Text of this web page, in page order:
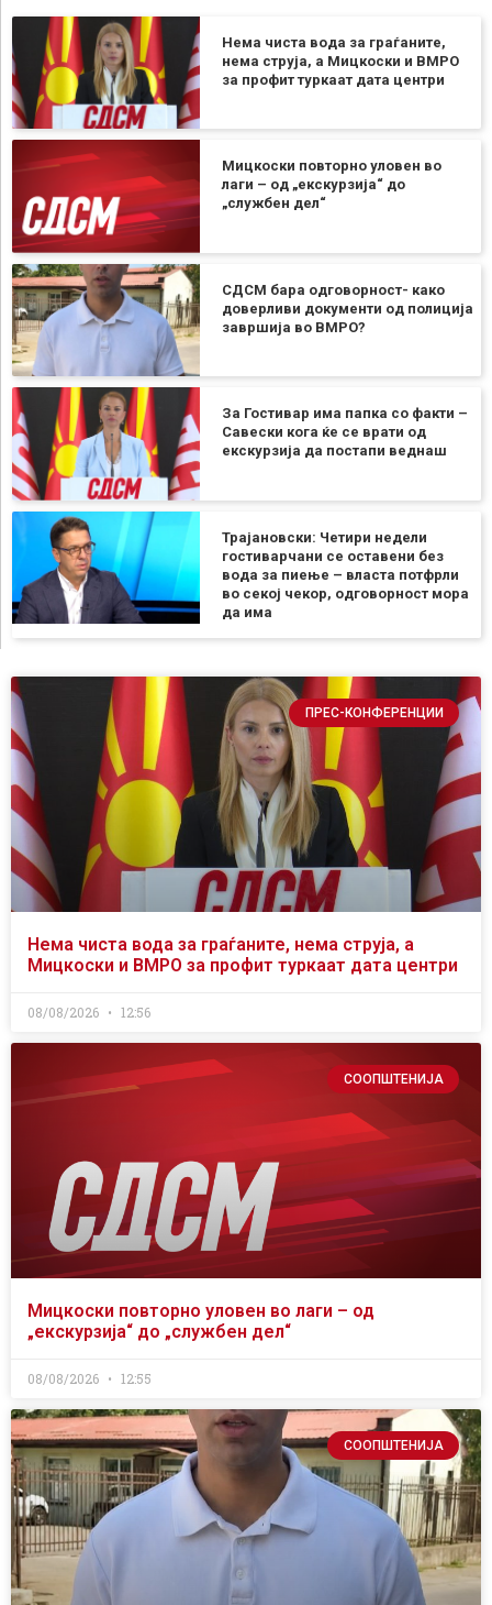
Нема чиста вода за граѓаните,
нема струја, а Мицкоски и ВМРО
за профит туркаат дата центри
Мицкоски повторно уловен во
лаги – од „екскурзија“ до
„службен дел“
СДСМ бара одговорност- како
доверливи документи од полиција
завршија во ВМРО?
За Гостивар има папка со факти –
Савески кога ќе се врати од
екскурзија да постапи веднаш
Трајановски: Четири недели
гостиварчани се оставени без
вода за пиење – власта потфрли
во секој чекор, одговорност мора
да има
ПРЕС-КОНФЕРЕНЦИИ
Нема чиста вода за граѓаните, нема струја, а
Мицкоски и ВМРО за профит туркаат дата центри
08/08/2026 12:56
СООПШТЕНИЈА
Мицкоски повторно уловен во лаги – од
„екскурзија“ до „службен дел“
08/08/2026 12:55
СООПШТЕНИЈА